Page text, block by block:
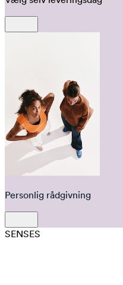
Personlig rådgivning
SENSES